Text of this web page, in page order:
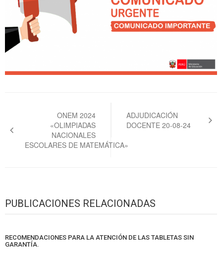
entradas
ONEM 2024
«OLIMPIADAS
NACIONALES
ESCOLARES DE MATEMÁTICA»
ADJUDICACIÓN
DOCENTE 20-08-24
PUBLICACIONES RELACIONADAS
RECOMENDACIONES PARA LA ATENCIÓN DE LAS TABLETAS SIN
GARANTÍA.